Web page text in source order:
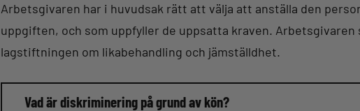
Arbetsgivaren har i huvudsak rätt att välja att anställa den
uppgiften, och som uppfyller de uppsatta kraven.
lagstiftningen om likabehandling och jämställdhet.
Vad är diskriminering på grund av kön?